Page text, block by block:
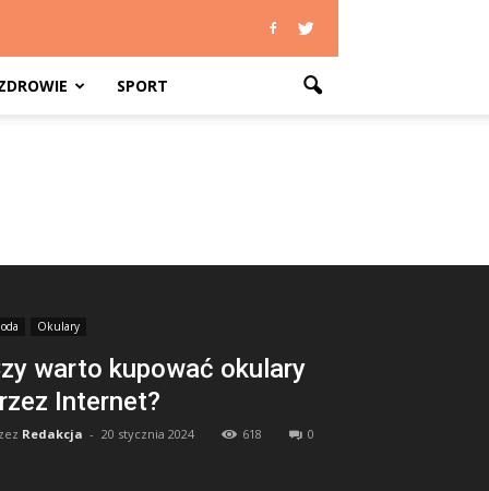
SPORT
Okulary
warto kupować okulary
Internet?
Redakcja - 20 stycznia 2024 618 0